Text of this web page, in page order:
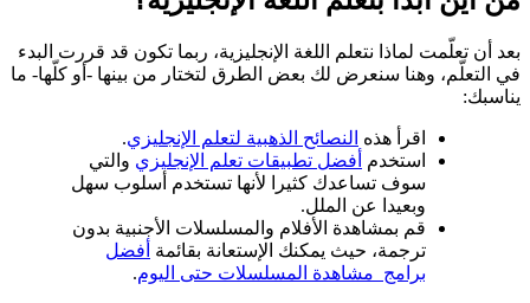
بعد أن تعلّمت لماذا نتعلم اللغة الإنجليزية، ربما تكون قد قررت البدء
في التعلّم، وهنا سنعرض لك بعض الطرق لتختار من بينها -أو كلّها- ما
يناسبك:
اقرأ هذه النصائح الذهبية لتعلم الإنجليزي.
استخدم أفضل تطبيقات تعلم الإنجليزي والتي
سوف تساعدك كثيرا لأنها تستخدم أسلوب سهل
وبعيدا عن الملل.
قم بمشاهدة الأفلام والمسلسلات الأجنبية بدون
ترجمة، حيث يمكنك الإستعانة بقائمة أفضل
برامج مشاهدة المسلسلات حتى اليوم.